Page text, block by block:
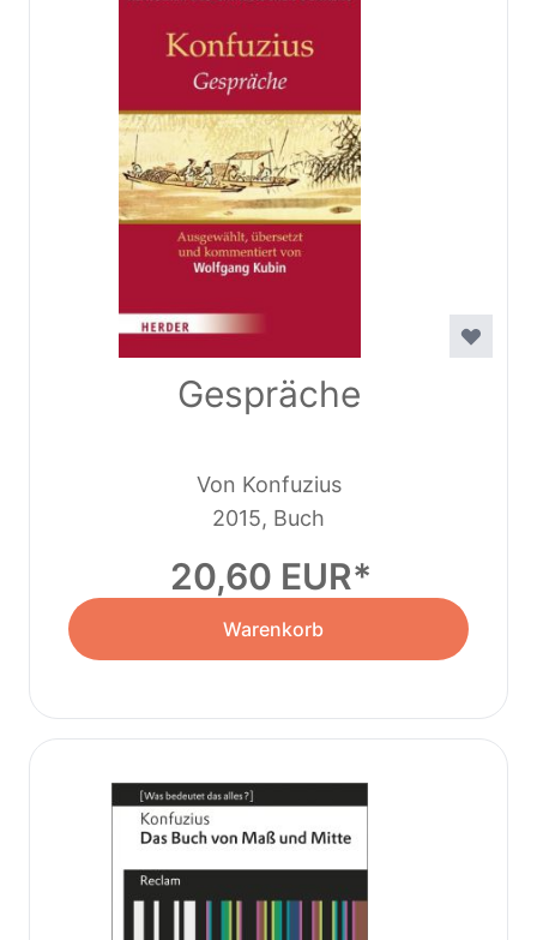
Gespräche
Von Konfuzius
2015, Buch
20,60 EUR
Warenkorb